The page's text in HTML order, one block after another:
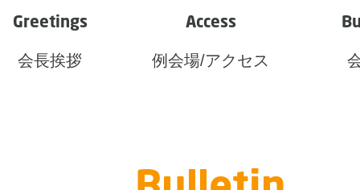
Greetings
会長挨拶
Access
例会場/アクセス